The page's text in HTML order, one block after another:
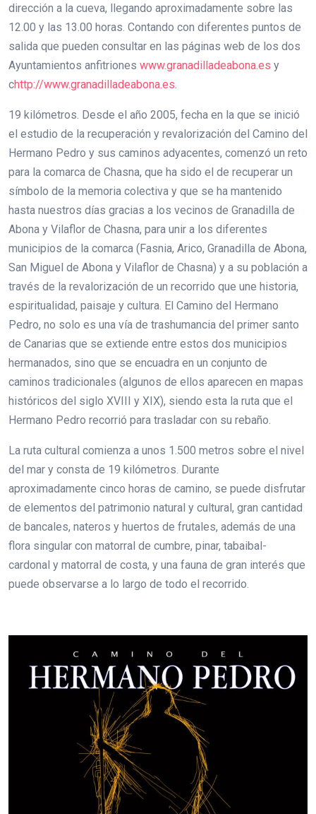
dirección a la cueva, llegando aproximadamente sobre las
12.00 y las 13.00 horas. Contando con diferentes puntos de
salida que pueden consultar en las páginas web de los dos
Ayuntamientos anfitriones www.granadilladeabona.es y
chttp://www.granadilladeabona.es.
19 kilómetros. Desde el año 2005, fecha en la que se inició
el estudio de la recuperación y revalorización del Camino del
Hermano Pedro y sus caminos adyacentes, comenzó un reto
para la comarca de Chasna, que ha sido el de recuperar un
símbolo de la memoria colectiva y que se ha mantenido
hasta nuestros días gracias a los vecinos de Granadilla de
Abona y Vilaflor de Chasna, para unir a los diferentes
municipios de la comarca (Fasnia, Arico, Granadilla de Abona,
San Miguel de Abona y Vilaflor de Chasna) y a su población a
través de la revalorización de un recorrido que une historia,
espiritualidad, paisaje y cultura. El Camino del Hermano
Pedro, no solo es una vía de trashumancia del primer santo
de Canarias que se extiende entre estos dos municipios
hermanados, sino que se encuadra en un conjunto de
caminos tradicionales (algunos de ellos aparecen en mapas
históricos del siglo XVIII y XIX), siendo esta la ruta que el
Hermano Pedro recorrió para trasladar con su rebaño.
La ruta cultural comienza a unos 1.500 metros sobre el nivel
del mar y consta de 19 kilómetros. Durante
aproximadamente cinco horas de camino, se puede disfrutar
de elementos del patrimonio natural y cultural, gran cantidad
de bancales, nateros y huertos de frutales, además de una
flora singular con matorral de cumbre, pinar, tabaibal-
cardonal y matorral de costa, y una fauna de gran interés que
puede observarse a lo largo de todo el recorrido.